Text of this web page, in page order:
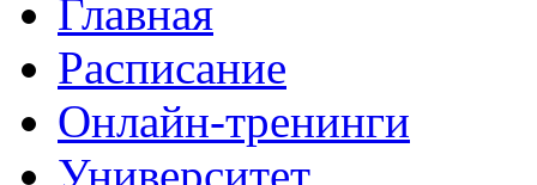
Главная
Расписание
Онлайн-тренинги
Университет